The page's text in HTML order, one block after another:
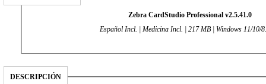
Zebra CardStudio Professional v2.5.41.0
Español Incl. | Medicina Incl. | 217 MB | Windows 11/10/
DESCRIPCIÓN